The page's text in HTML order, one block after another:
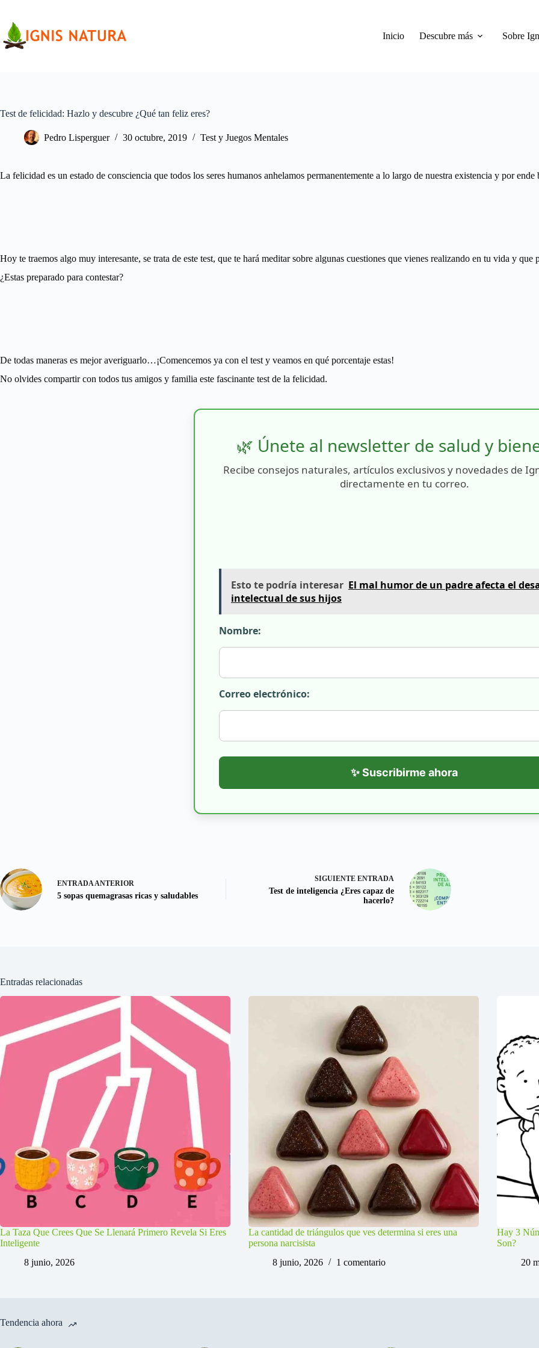
contenido
Inicio
Descubre más Sobre
Test de felicidad: Hazlo y descubre ¿Qué tan feliz eres?
Pedro Lisperguer 30 octubre, 2019 Test y Juegos Mentales
La felicidad es un estado de consciencia que todos los seres humanos anhelamos permanentemente a lo largo de nuestra existencia y por ende
Hoy te traemos algo muy interesante, se trata de este test, que te hará meditar sobre algunas cuestiones que vienes realizando en tu vida y
¿Estas preparado para contestar?
De todas maneras es mejor averiguarlo…¡Comencemos ya con el test y veamos en qué porcentaje estas!
No olvides compartir con todos tus amigos y familia este fascinante test de la felicidad.
🌿 Únete al newsletter de salud y
Recibe consejos naturales, artículos exclusivos y novedades de
directamente en tu correo.
Esto te podría interesar El mal humor de un padre afecta el
intelectual de sus hijos
Nombre:
Correo electrónico:
✨ Suscribirme ahora
ENTRADAANTERIOR
5 sopas quemagrasas ricas y saludables
SIGUIENTE ENTRADA
Test de inteligencia ¿Eres capaz de
hacerlo?
Entradas relacionadas
La Taza Que Crees Que Se Llenará Primero Revela Si Eres
Inteligente
8 junio, 2026
La cantidad de triángulos que ves determina si eres una
persona narcisista
8 junio, 2026
1 comentario
Hay 3
Son?
20
Tendencia ahora